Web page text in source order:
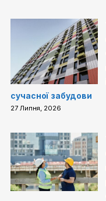
сучасної забудови
27 Липня, 2026